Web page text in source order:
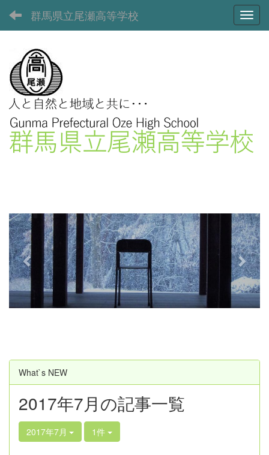
群馬県立尾瀬高等学校
e
v
i
o
u
s
x
t
What`s NEW
2017年7月の記事一覧
2017年7月 1件